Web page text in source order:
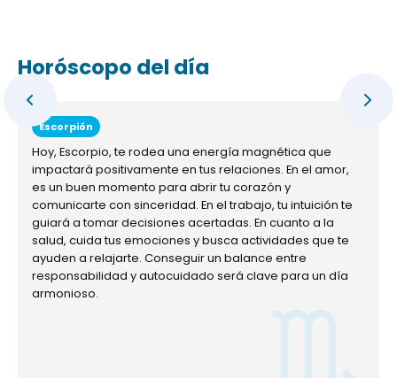
Horóscopo del día
Escorpión
Hoy, Escorpio, te rodea una energía magnética que
impactará positivamente en tus relaciones. En el amor,
es un buen momento para abrir tu corazón y
comunicarte con sinceridad. En el trabajo, tu intuición te
guiará a tomar decisiones acertadas. En cuanto a la
salud, cuida tus emociones y busca actividades que te
ayuden a relajarte. Conseguir un balance entre
responsabilidad y autocuidado será clave para un día
armonioso.